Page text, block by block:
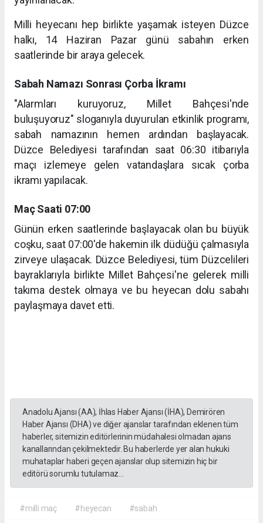
Milli heyecanı hep birlikte yaşamak isteyen Düzce
halkı, 14 Haziran Pazar günü sabahın erken
saatlerinde bir araya gelecek.
Sabah Namazı Sonrası Çorba İkramı
"Alarmları kuruyoruz, Millet Bahçesi'nde
buluşuyoruz" sloganıyla duyurulan etkinlik programı,
sabah namazının hemen ardından başlayacak.
Düzce Belediyesi tarafından saat 06:30 itibarıyla
maçı izlemeye gelen vatandaşlara sıcak çorba
ikramı yapılacak.
Maç Saati 07:00
Günün erken saatlerinde başlayacak olan bu büyük
coşku, saat 07:00'de hakemin ilk düdüğü çalmasıyla
zirveye ulaşacak. Düzce Belediyesi, tüm Düzcelileri
bayraklarıyla birlikte Millet Bahçesi'ne gelerek milli
takıma destek olmaya ve bu heyecan dolu sabahı
paylaşmaya davet etti.
Anadolu Ajansı (AA), İhlas Haber Ajansı (İHA), Demirören
Haber Ajansı (DHA) ve diğer ajanslar tarafından eklenen tüm
haberler, sitemizin editörlerinin müdahalesi olmadan ajans
kanallarından çekilmektedir. Bu haberlerde yer alan hukuki
muhataplar haberi geçen ajanslar olup sitemizin hiç bir
editörü sorumlu tutulamaz...
#milli maç #heyecan #sabah